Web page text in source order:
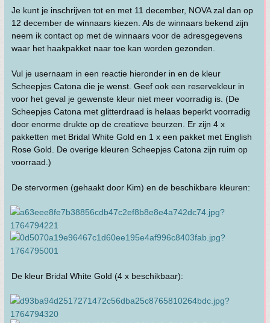
Je kunt je inschrijven tot en met 11 december, NOVA zal dan op
12 december de winnaars kiezen. Als de winnaars bekend zijn
neem ik contact op met de winnaars voor de adresgegevens
waar het haakpakket naar toe kan worden gezonden.
Vul je usernaam in een reactie hieronder in en de kleur
Scheepjes Catona die je wenst. Geef ook een reservekleur in
voor het geval je gewenste kleur niet meer voorradig is. (De
Scheepjes Catona met glitterdraad is helaas beperkt voorradig
door enorme drukte op de creatieve beurzen. Er zijn 4 x
pakketten met Bridal White Gold en 1 x een pakket met English
Rose Gold. De overige kleuren Scheepjes Catona zijn ruim op
voorraad.)
De stervormen (gehaakt door Kim) en de beschikbare kleuren:
De kleur Bridal White Gold (4 x beschikbaar):